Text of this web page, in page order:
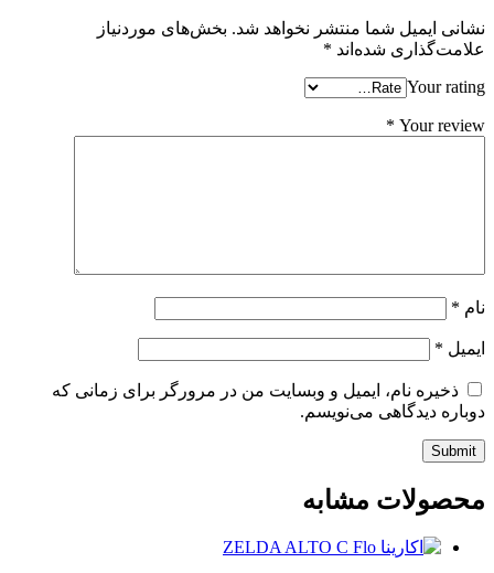
نشانی ایمیل شما منتشر نخواهد شد. بخش‌های موردنیاز
علامت‌گذاری شده‌اند *
Your rating
Your review
*
نام *
ایمیل *
ذخیره نام، ایمیل و وبسایت من در مرورگر برای زمانی که
دوباره دیدگاهی می‌نویسم.
Submit
محصولات مشابه